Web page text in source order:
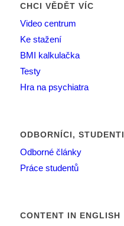
CHCI VĚDĚT VÍC
Video centrum
Ke stažení
BMI kalkulačka
Testy
Hra na psychiatra
ODBORNÍCI, STUDENTI
Odborné články
Práce studentů
CONTENT IN ENGLISH